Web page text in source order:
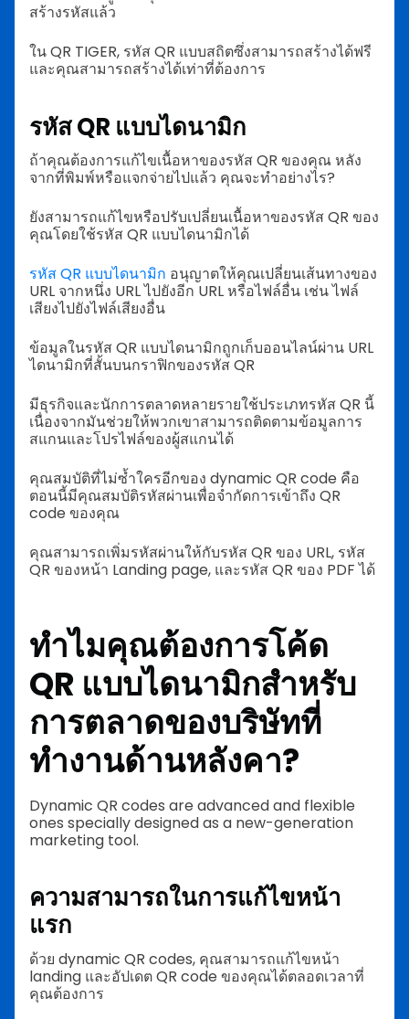
สร้างรหัสแล้ว
ใน QR TIGER, รหัส QR แบบสถิตซึ่งสามารถสร้างได้ฟรี
และคุณสามารถสร้างได้เท่าที่ต้องการ
รหัส QR แบบไดนามิก
ถ้าคุณต้องการแก้ไขเนื้อหาของรหัส QR ของคุณ หลัง
จากที่พิมพ์หรือแจกจ่ายไปแล้ว คุณจะทำอย่างไร?
ยังสามารถแก้ไขหรือปรับเปลี่ยนเนื้อหาของรหัส QR ของ
คุณโดยใช้รหัส QR แบบไดนามิกได้
รหัส QR แบบไดนามิก อนุญาตให้คุณเปลี่ยนเส้นทางของ
URL จากหนึ่ง URL ไปยังอีก URL หรือไฟล์อื่น เช่น ไฟล์
เสียงไปยังไฟล์เสียงอื่น
ข้อมูลในรหัส QR แบบไดนามิกถูกเก็บออนไลน์ผ่าน URL
ไดนามิกที่สั้นบนกราฟิกของรหัส QR
มีธุรกิจและนักการตลาดหลายรายใช้ประเภทรหัส QR นี้
เนื่องจากมันช่วยให้พวกเขาสามารถติดตามข้อมูลการ
สแกนและโปรไฟล์ของผู้สแกนได้
คุณสมบัติที่ไม่ซ้ำใครอีกของ dynamic QR code คือ
ตอนนี้มีคุณสมบัติรหัสผ่านเพื่อจำกัดการเข้าถึง QR
code ของคุณ
คุณสามารถเพิ่มรหัสผ่านให้กับรหัส QR ของ URL, รหัส
QR ของหน้า Landing page, และรหัส QR ของ PDF ได้
ทำไมคุณต้องการโค้ด
QR แบบไดนามิกสำหรับ
การตลาดของบริษัทที่
ทำงานด้านหลังคา?
Dynamic QR codes are advanced and flexible
ones specially designed as a new-generation
marketing tool.
ความสามารถในการแก้ไขหน้า
แรก
ด้วย dynamic QR codes, คุณสามารถแก้ไขหน้า
landing และอัปเดต QR code ของคุณได้ตลอดเวลาที่
คุณต้องการ